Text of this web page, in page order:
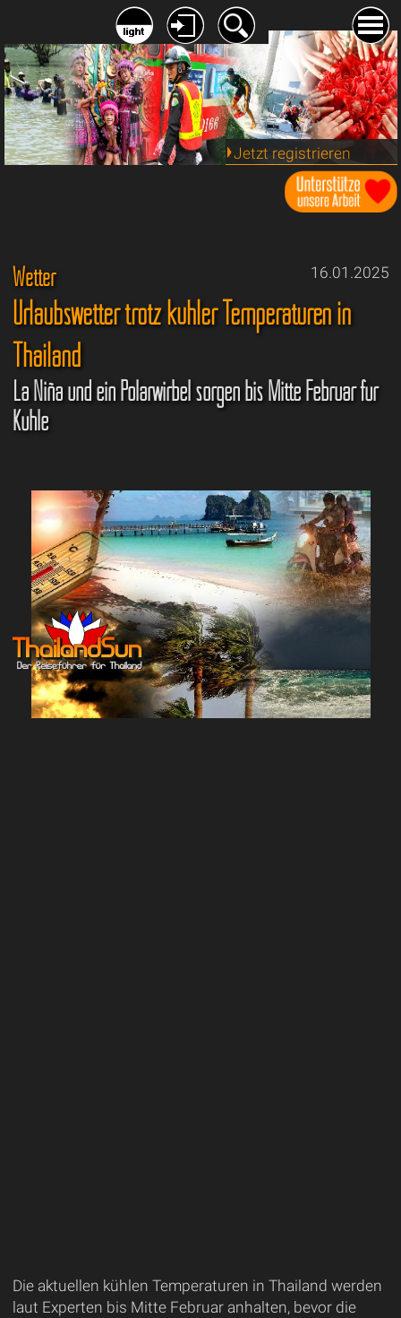
Jetzt registrieren
16.01.2025
Wetter
Urlaubswetter trotz kühler Temperaturen in
Thailand
La Niña und ein Polarwirbel sorgen bis Mitte Februar für
Kühle
Die aktuellen kühlen Temperaturen in Thailand werden
laut Experten bis Mitte Februar anhalten, bevor die